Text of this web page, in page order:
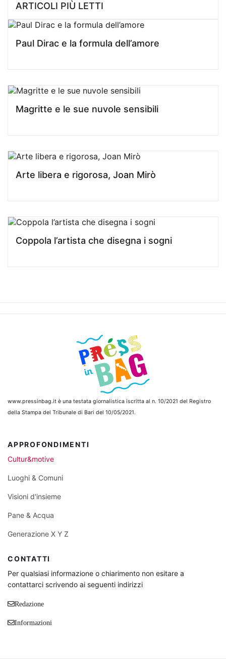
ARTICOLI PIÙ LETTI
Paul Dirac e la formula dell’amore
Magritte e le sue nuvole sensibili
Arte libera e rigorosa, Joan Mirò
Coppola l’artista che disegna i sogni
www.pressinbag.it è una testata giornalistica iscritta al n. 10/2021 del Registro
della Stampa del Tribunale di Bari del 10/05/2021.
APPROFONDIMENTI
Cultur&motive
Luoghi & Comuni
Visioni d'insieme
Pane & Acqua
Generazione X Y Z
CONTATTI
Per qualsiasi informazione o chiarimento non esitare a
contattarci scrivendo ai seguenti indirizzi
Redazione
Informazioni